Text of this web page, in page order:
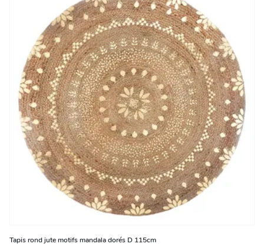
Tapis rond jute motifs mandala dorés D 115cm